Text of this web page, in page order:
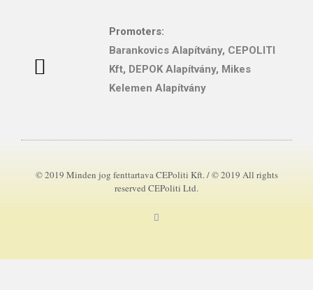
Promoters:
Barankovics Alapítvány, CEPOLITI
Kft, DEPOK Alapítvány, Mikes
Kelemen Alapítvány
© 2019 Minden jog fenttartava CEPoliti Kft. / © 2019 All rights
reserved CEPoliti Ltd.